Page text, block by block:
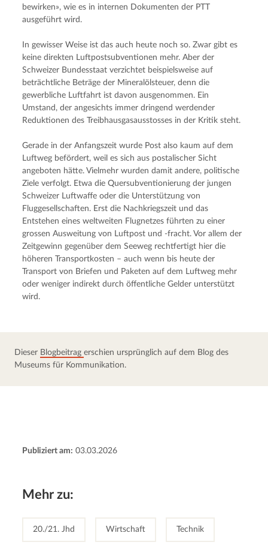
bewirken», wie es in internen Dokumenten der PTT
ausgeführt wird.
In gewisser Weise ist das auch heute noch so. Zwar gibt es
keine direkten Luftpostsubventionen mehr. Aber der
Schweizer Bundesstaat verzichtet beispielsweise auf
beträchtliche Beträge der Mineralölsteuer, denn die
gewerbliche Luftfahrt ist davon ausgenommen. Ein
Umstand, der angesichts immer dringend werdender
Reduktionen des Treibhausgasausstosses in der Kritik steht.
Gerade in der Anfangszeit wurde Post also kaum auf dem
Luftweg befördert, weil es sich aus postalischer Sicht
angeboten hätte. Vielmehr wurden damit andere, politische
Ziele verfolgt. Etwa die Quersubventionierung der jungen
Schweizer Luftwaffe oder die Unterstützung von
Fluggesellschaften. Erst die Nachkriegszeit und das
Entstehen eines weltweiten Flugnetzes führten zu einer
grossen Ausweitung von Luftpost und -fracht. Vor allem der
Zeitgewinn gegenüber dem Seeweg rechtfertigt hier die
höheren Transportkosten – auch wenn bis heute der
Transport von Briefen und Paketen auf dem Luftweg mehr
oder weniger indirekt durch öffentliche Gelder unterstützt
wird.
Dieser Blogbeitrag erschien ursprünglich auf dem Blog des
Museums für Kommunikation.
Publiziert am: 03.03.2026
Mehr zu:
20./21. Jhd Wirtschaft Technik